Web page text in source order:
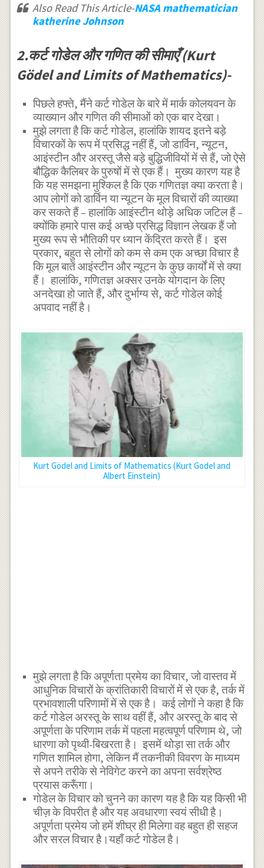
Also Read This Article-NASA mathematician
katherine Johnson
2.कर्ट गोडेल और गणित की सीमाएँ (Kurt
Gödel and Limits of Mathematics)-
पिछले हफ्ते, मैंने कर्ट गोडेल के बारे में मार्क कोलयवन के
व्याख्यान और गणित की सीमाओं को एक बार देखा।
मुझे लगता है कि कर्ट गोडेल, हालांकि शायद इतने बड़े
विचारकों के रूप में प्रसिद्ध नहीं हैं, जो डार्विन, न्यूटन,
आइंस्टीन और अरस्तू जैसे बड़े बुद्धिजीवियों में से हैं, जो ऐसे
बौद्धिक कैलिबर के पुरुषों में से एक हैं। मुख्य कारण यह है
कि यह समझना मुश्किल है कि एक गणितज्ञ क्या करता है।
आप लोगों को डार्विन या न्यूटन के मूल विचारों की व्याख्या
कर सकते हैं – हालांकि आइंस्टीन थोड़े अधिक जटिल हैं –
क्योंकि हमारे पास कई अच्छे प्रसिद्ध विज्ञान लेखक हैं जो
मुख्य रूप से भौतिकी पर ध्यान केंद्रित करते हैं। इस
प्रकार, बहुत से लोगों को कम से कम एक अच्छा विचार है
कि मूल बातें आइंस्टीन और न्यूटन के कुछ कार्यों में से क्या
हैं। हालांकि, गणितज्ञ अक्सर उनके योगदान के लिए
अनदेखा हो जाते हैं, और दुर्भाग्य से, कर्ट गोडेल कोई
अपवाद नहीं है।
Kurt Gödel and Limits of Mathematics (Kurt Godel and
Albert Einstein)
मुझे लगता है कि अपूर्णता प्रमेय का विचार, जो वास्तव में
आधुनिक विचारों के क्रांतिकारी विचारों में से एक है, तर्क में
प्रभावशाली परिणामों में से एक है। कई लोगों ने कहा है कि
कर्ट गोडेल अरस्तू के साथ वहीं हैं, और अरस्तू के बाद से
अपूर्णता के परिणाम तर्क में पहला महत्वपूर्ण परिणाम थे, जो
धारणा को पृथ्वी-बिखरता है। इसमें थोड़ा सा तर्क और
गणित शामिल होगा, लेकिन मैं तकनीकी विवरण के माध्यम
से अपने तरीके से नेविगेट करने का अपना सर्वश्रेष्ठ
प्रयास करूँगा।
गोडेल के विचार को चुनने का कारण यह है कि यह किसी भी
चीज़ के विपरीत है और यह अवधारणा स्वयं सीधी है।
अपूर्णता प्रमेय जो हमें शीघ्र ही मिलेगा वह बहुत ही सहज
और सरल विचार है।यहाँ कर्ट गोडेल है।